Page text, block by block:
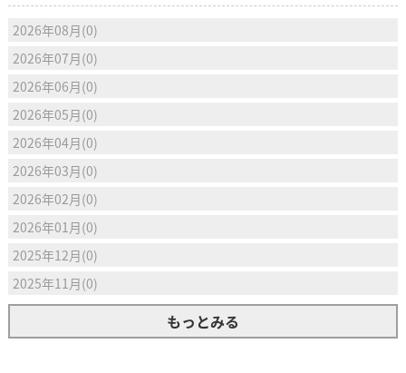
2026年08月(0)
2026年07月(0)
2026年06月(0)
2026年05月(0)
2026年04月(0)
2026年03月(0)
2026年02月(0)
2026年01月(0)
2025年12月(0)
2025年11月(0)
もっとみる